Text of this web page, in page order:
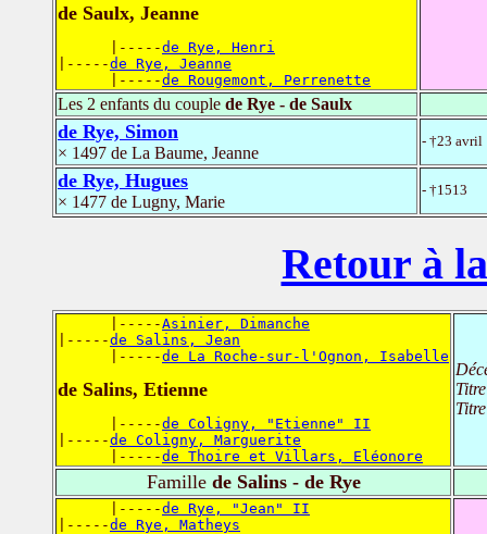
de Saulx, Jeanne
      |-----
de Rye, Henri
|-----de Rye, Jeanne
      |-----
de Rougemont, Perrenette
Les 2 enfants du couple de Rye - de Saulx
de Rye, Simon
× 1497 de La Baume, Jeanne
- †23
de Rye, Hugues
× 1477 de Lugny, Marie
- †1513
Retour à
      |-----
Asinier, Dimanche
|-----de Salins, Jean
      |-----
de La Roche-sur-l'Ognon, Isabelle
de Salins, Etienne
      |-----
de Coligny, "Etienne" II
|-----de Coligny, Marguerite
      |-----
de Thoire et Villars, Eléonore
Famillede Salins - de Rye
      |-----
de Rye, "Jean" II
|-----de Rye, Matheys